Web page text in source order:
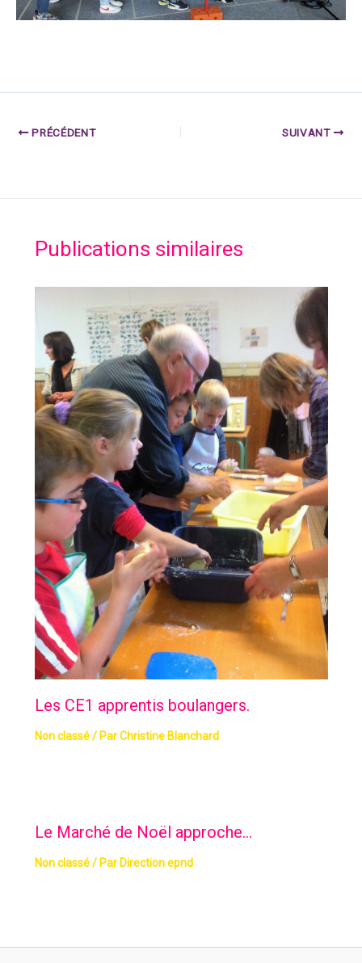
PRÉCÉDENT SUIVANT
Publications similaires
Les CE1 apprentis boulangers.
Non classé/ ParChristine Blanchard
Le Marché de Noël approche…
Non classé/ ParDirection epnd